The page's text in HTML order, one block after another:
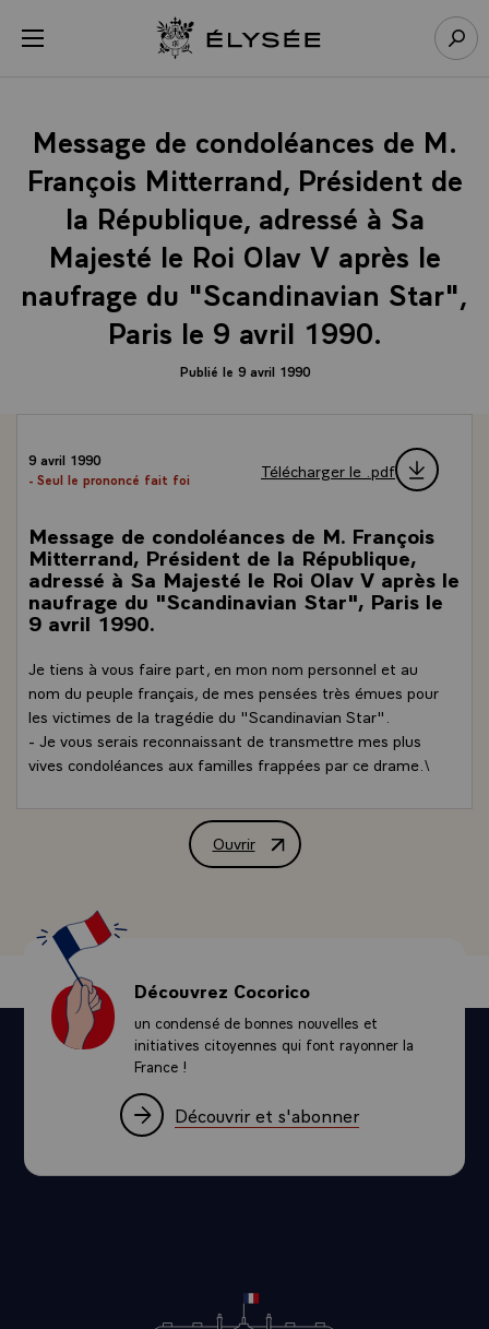
menu Retour à l’accueil Élysée
Message de condoléances de M.
François Mitterrand, Président de
la République, adressé à Sa
Majesté le Roi Olav V après le
naufrage du "Scandinavian Star",
Paris le 9 avril 1990.
Publié le 9 avril 1990
9 avril 1990
- Seul le prononcé fait foi
Télécharger le .pdf
Message de condoléances de M. François
Mitterrand, Président de la République,
adressé à Sa Majesté le Roi Olav V après le
naufrage du "Scandinavian Star", Paris le
9 avril 1990.
Je tiens à vous faire part, en mon nom personnel et au
nom du peuple français, de mes pensées très émues pour
les victimes de la tragédie du "Scandinavian Star".
- Je vous serais reconnaissant de transmettre mes plus
vives condoléances aux familles frappées par ce drame.\
Ouvrir
Message de condoléances de M.
Découvrez Cocorico
un condensé de bonnes nouvelles et
initiatives citoyennes qui font rayonner la
France !
Découvrir et s'abonner
Panneau de gestion des cookies